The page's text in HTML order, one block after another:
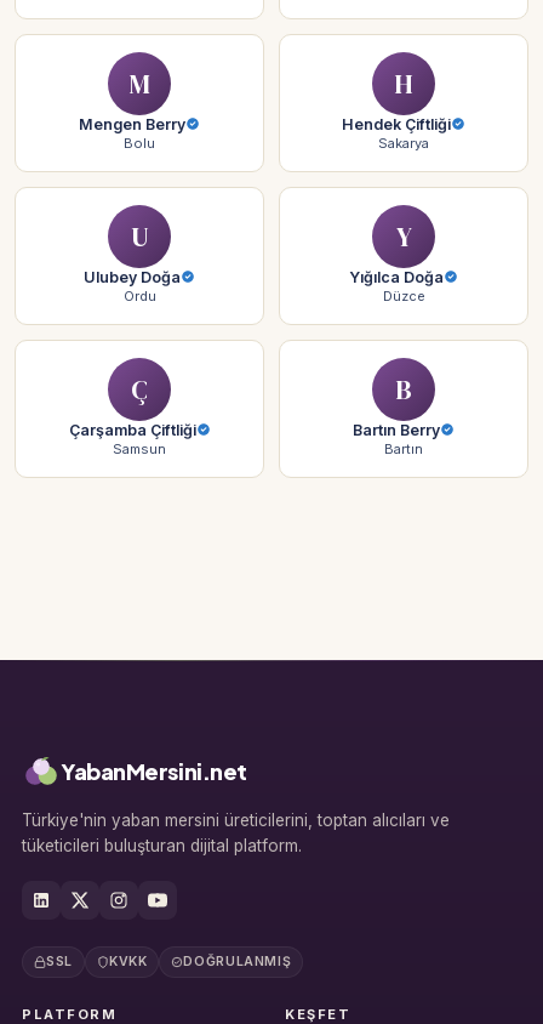
M
Mengen Berry
Bolu
H
Hendek Çiftliği
Sakarya
U
Ulubey Doğa
Ordu
Y
Yığılca Doğa
Düzce
Ç
Çarşamba Çiftliği
Samsun
B
Bartın Berry
Bartın
YabanMersini.net
Türkiye'nin yaban mersini üreticilerini, toptan alıcıları ve
tüketicileri buluşturan dijital platform.
SSL KVKK DOĞRULANMIŞ
PLATFORM KEŞFET